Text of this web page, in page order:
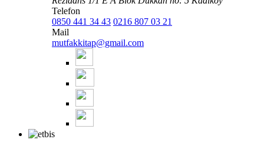
Telefon
0850 441 34 43 0216 807 03 21
Mail
mutfakkitap@gmail.com